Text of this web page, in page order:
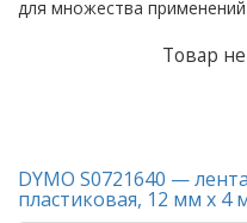
для множества применений
Товар
DYMO S0721640 —
пластиковая, 12 мм х 4